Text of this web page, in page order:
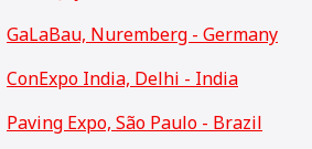
GaLaBau, Nuremberg - Germany
ConExpo India, Delhi - India
Paving Expo, São Paulo - Brazil